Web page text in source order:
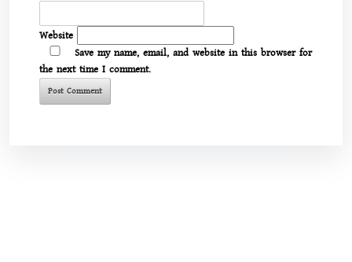
Website
Save my name, email, and website in this browser for
the next time I comment.